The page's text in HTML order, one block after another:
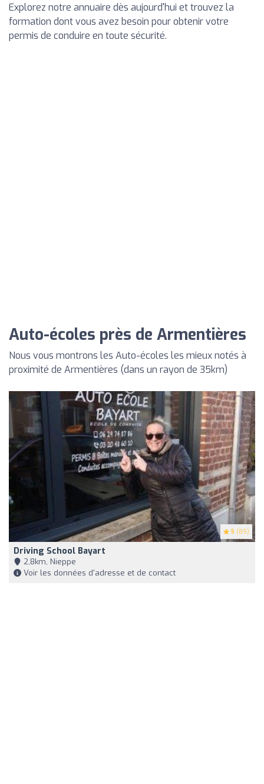
Explorez notre annuaire dès aujourd'hui et trouvez la
formation dont vous avez besoin pour obtenir votre
permis de conduire en toute sécurité.
Auto-écoles près de Armentières
Nous vous montrons les Auto-écoles les mieux notés à
proximité de Armentières (dans un rayon de 35km)
5 (89)
Driving School Bayart
2,8km, Nieppe
Voir les données d'adresse et de contact